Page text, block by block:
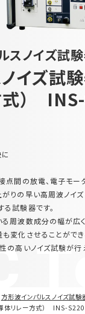
スノイズ試
イズ試
式）
点間の放電、電子モー
りの早い高周波ノイズ
試験器です。
周波数成分の幅が広く
変化させることができ
の高いノイズ試験が行
方形波インパルスノイズ試験
導体リレー方式） INS-
その他試験器